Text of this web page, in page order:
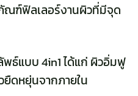
ณฑ์ฟิลเลอร์งานผิวที่มีจุด
ธ์แบบ 4in1 ได้แก่ ผิวอิ่มฟู
ยืดหยุ่นจากภายใน